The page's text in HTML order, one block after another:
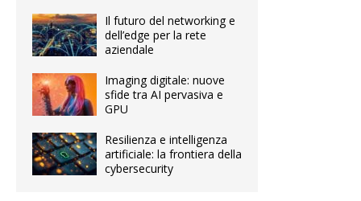
Il futuro del networking e
dell’edge per la rete
aziendale
Imaging digitale: nuove
sfide tra AI pervasiva e
GPU
Resilienza e intelligenza
artificiale: la frontiera della
cybersecurity